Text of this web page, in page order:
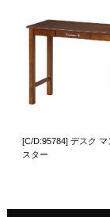
[C/D:95784] デスク マ
スター